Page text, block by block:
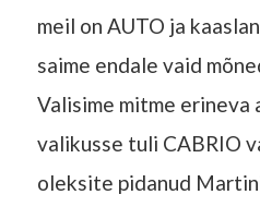
meil on AUTO ja
saime endale vaid
Valisime mitme erineva
valikusse tuli CABRIO
oleksite pidanud